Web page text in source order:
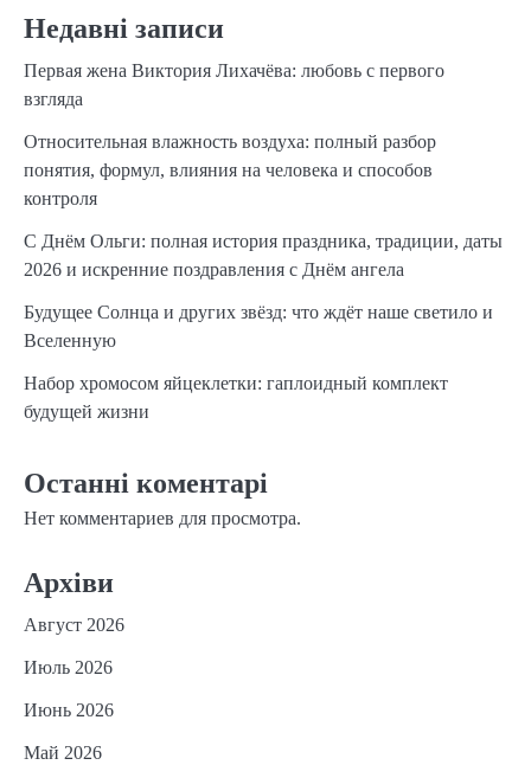
Недавні записи
Первая жена Виктория Лихачёва: любовь с первого
взгляда
Относительная влажность воздуха: полный разбор
понятия, формул, влияния на человека и способов
контроля
С Днём Ольги: полная история праздника, традиции, даты
2026 и искренние поздравления с Днём ангела
Будущее Солнца и других звёзд: что ждёт наше светило и
Вселенную
Набор хромосом яйцеклетки: гаплоидный комплект
будущей жизни
Останні коментарі
Нет комментариев для просмотра.
Архіви
Август 2026
Июль 2026
Июнь 2026
Май 2026